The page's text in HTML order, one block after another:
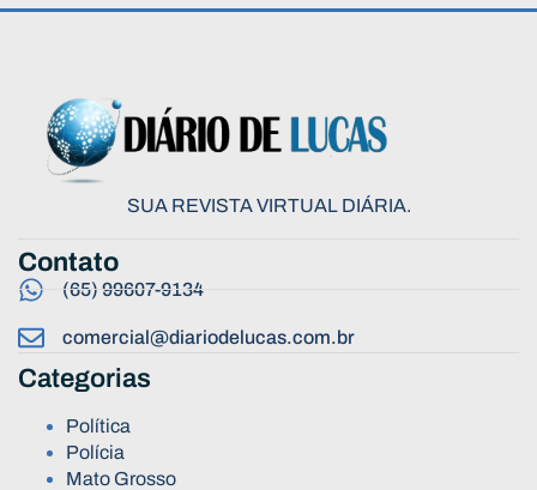
SUA REVISTA VIRTUAL DIÁRIA.
Contato
(65) 99607-9134
comercial@diariodelucas.com.br
Categorias
Política
Polícia
Mato Grosso